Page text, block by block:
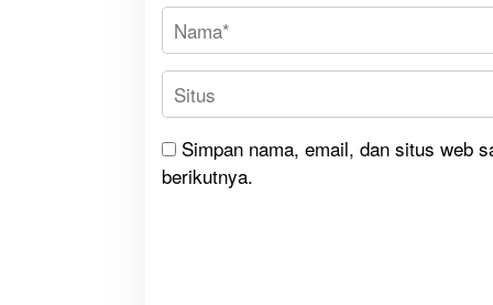
Simpan nama, email, dan situs web
berikutnya.